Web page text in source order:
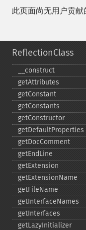
此页面尚无用户贡献
ReflectionClass
_​_​construct
getAttributes
getConstant
getConstants
getConstructor
getDefaultProperties
getDocComment
getEndLine
getExtension
getExtensionName
getFileName
getInterfaceNames
getInterfaces
getLazyInitializer